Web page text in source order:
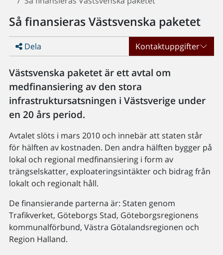
Så finansieras Västsvenska paketet
Dela Kontaktuppgifter
Västsvenska paketet är ett avtal om
medfinansiering av den stora
infrastruktursatsningen i Västsverige under
en 20 års period.
Avtalet slöts i mars 2010 och innebär att staten står
för hälften av kostnaden. Den andra hälften bygger på
lokal och regional medfinansiering i form av
trängselskatter, exploaterings­intäkter och bidrag från
lokalt och regionalt håll.
De finansierande parterna är: Staten genom
Trafikverket, Göteborgs Stad, Göteborgsregionens
kommunalförbund, Västra Götalandsregionen och
Region Halland.